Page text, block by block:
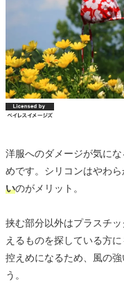
洋服へのダメージが気に
めです。シリコンはやわら
いのがメリット。
挟む部分以外はプラスチ
えるものを探している方
控えめになるため、風の
う。